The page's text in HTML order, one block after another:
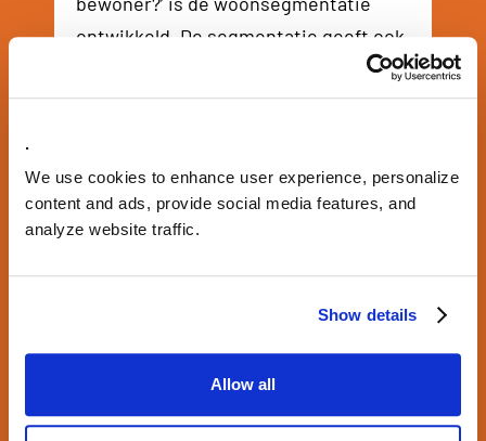
.
We use cookies to enhance user experience, personalize
content and ads, provide social media features, and
analyze website traffic.
Show details
Allow all
ontwikkeld. De segmentatie geeft ook
desbetreffende doelgroep wil wonen
Head of digital marketing
"Omdat we nu werken met een